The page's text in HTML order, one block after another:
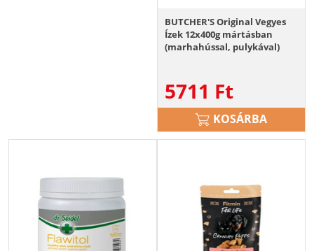
BUTCHER'S Original Vegyes
Ízek 12x400g mártásban
(marhahússal, pulykával)
(bendővel, csirkével és
bendővel)
5711 Ft
KOSÁRBA